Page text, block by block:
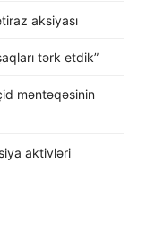
aksiyası
tərk etdik”
məntəqəsinin
aktivləri